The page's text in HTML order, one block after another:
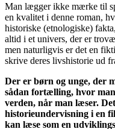
Man lægger ikke mærke til
en kvalitet i denne roman,
historiske (etnologiske)
altid i et univers, der er
men naturligvis er det en
skrive deres livshistorie ud
Der er børn og unge, der
sådan fortælling, hvor
verden, når man læser.
historieundervisning i en
kan læse som en